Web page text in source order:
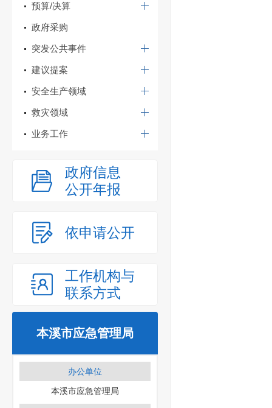
预算/决算
政府采购
突发公共事件
建议提案
安全生产领域
救灾领域
业务工作
政府信息
公开年报
依申请公开
工作机构与
联系方式
本溪市应急管理局
办公单位
本溪市应急管理局